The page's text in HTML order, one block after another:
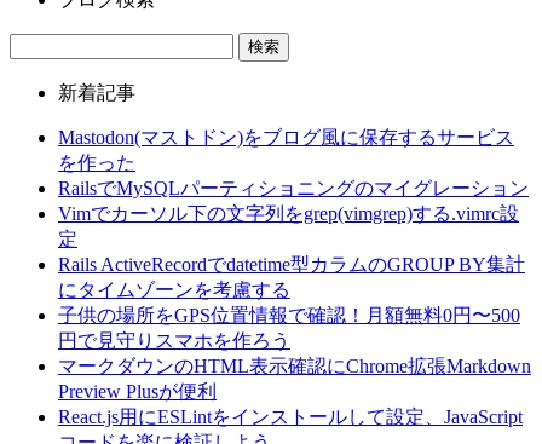
新着記事
Mastodon(マストドン)をブログ風に保存するサービス
を作った
RailsでMySQLパーティショニングのマイグレーション
Vimでカーソル下の文字列をgrep(vimgrep)する.vimrc設
定
Rails ActiveRecordでdatetime型カラムのGROUP BY集計
にタイムゾーンを考慮する
子供の場所をGPS位置情報で確認！月額無料0円〜500
円で見守りスマホを作ろう
マークダウンのHTML表示確認にChrome拡張Markdown
Preview Plusが便利
React.js用にESLintをインストールして設定、JavaScript